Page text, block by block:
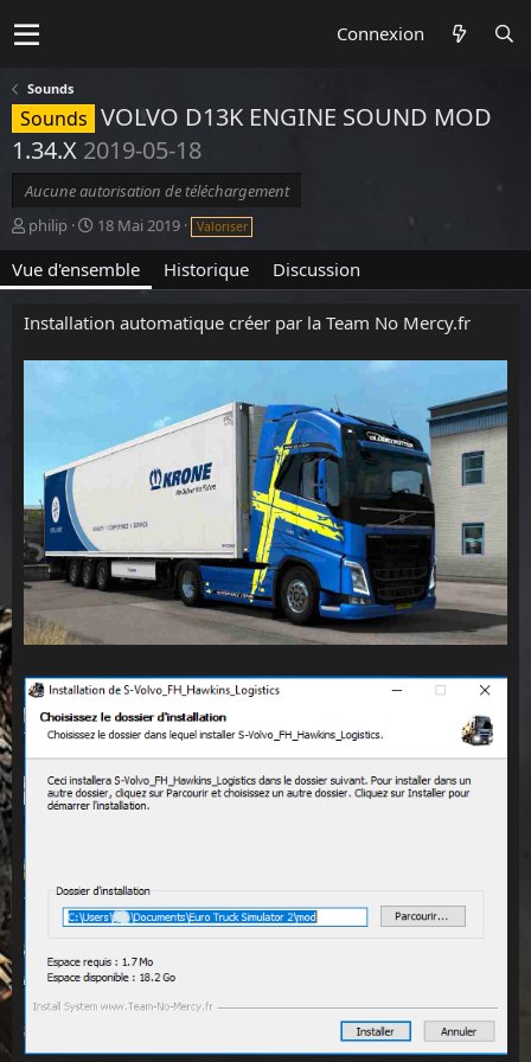
Connexion
Sounds
Sounds VOLVO D13K ENGINE SOUND MOD
1.34.X 2019-05-18
Aucune autorisation de téléchargement
A
u
t
e
r
philip
D
a
t
e
e
i
18 Mai 2019 Valoriser
Vue d'ensemble Historique Discussion
Installation automatique créer par la Team No Mercy.fr